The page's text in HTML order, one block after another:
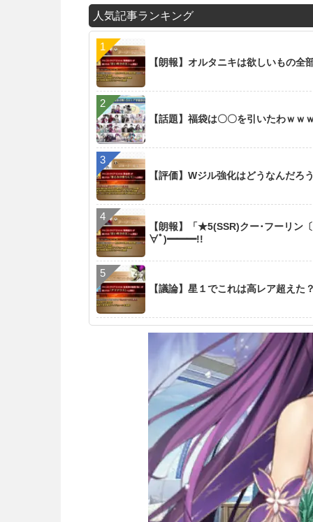
人気記事ランキング
【朗報】オルタニキは欲しいもの全
【話題】福袋は〇〇を引いたわｗｗ
【評価】Wジル強化はどうなんだろ
【朗報】「★5(SSR)クー･フーリ
∀ﾟ)━━━!!
【議論】星１でこれは高レア超えた